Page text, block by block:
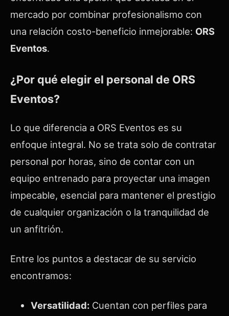
mercado por combinar profesionalismo con
una relación costo-beneficio inmejorable: ORS
Eventos.
¿Por qué elegir el personal de ORS
Eventos?
Lo que diferencia a ORS Eventos es su
enfoque integral. No se trata solo de contratar
personal por horas, sino de contar con un
equipo entrenado para proyectar una imagen
impecable, esencial para mantener el prestigio
de cualquier organización o la tranquilidad de
un anfitrión.
Entre los puntos a destacar de su servicio
encontramos:
Versatilidad: Cuentan con perfiles para